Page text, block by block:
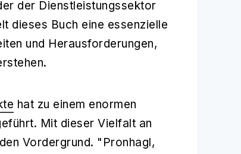
der Dienstleistungssektor
dieses Buch eine essenzielle
und Herausforderungen,
hat zu einem enormen
Mit dieser Vielfalt an
Vordergrund. "Pronhagl,